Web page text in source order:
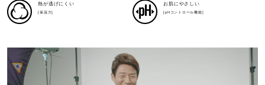
d
熱が逃げにくい
[保温力]
お肌にやさしい
[pHコントロール機能]